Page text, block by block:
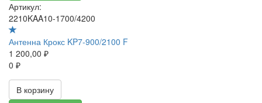
Артикул:
2210KAA10-1700/4200
Антенна Крокс KP7-900/2100 F
1 200,00 ₽
0 ₽
В корзину